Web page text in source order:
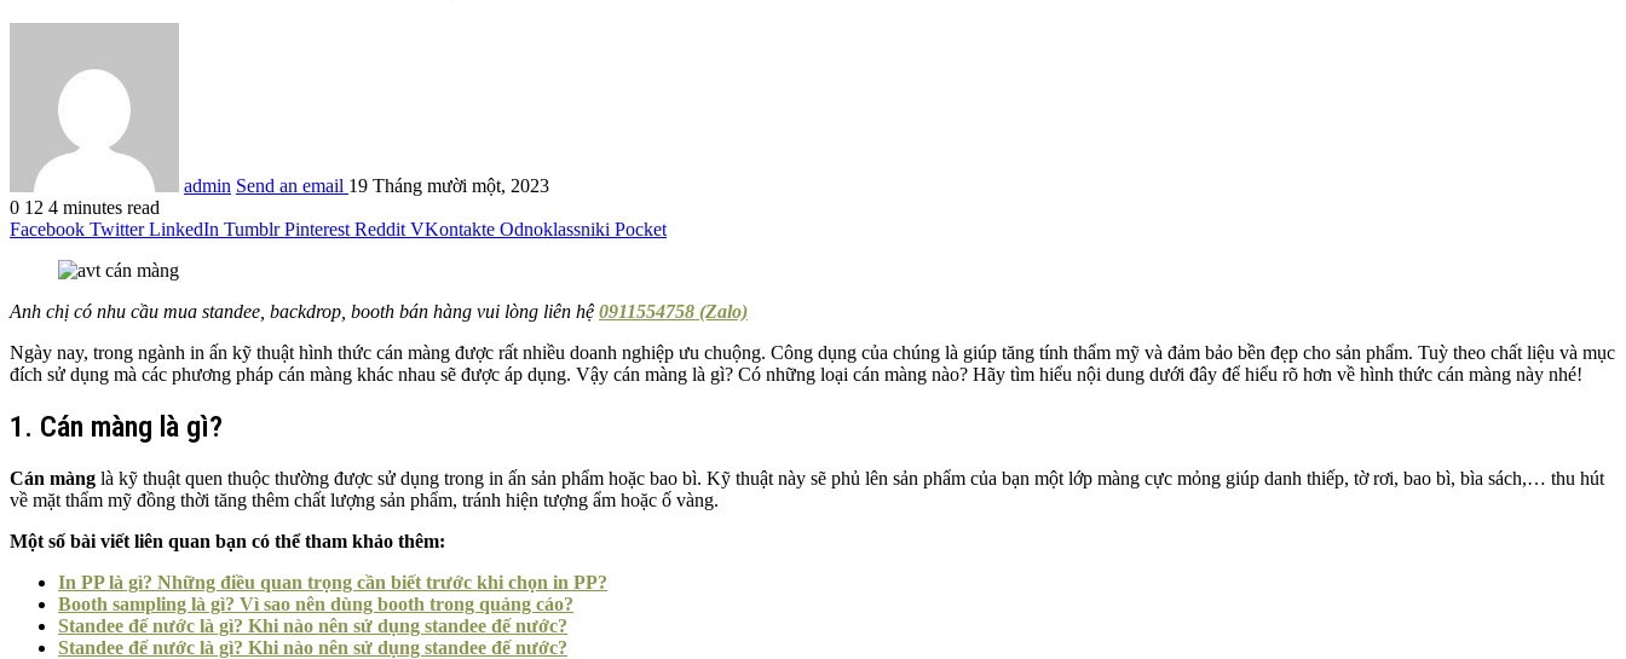
admin Send an email 19 Tháng mười một, 2023
0 12 4 minutes read
Facebook Twitter LinkedIn Tumblr Pinterest Reddit VKontakte Odnoklassniki Pocket
Anh chị có nhu cầu mua standee, backdrop, booth bán hàng vui lòng liên hệ0911554758 (Zalo)
Ngày nay, trong ngành in ấn kỹ thuật hình thức cán màng được rất nhiều doanh nghiệp ưu chuộng. Công dụng của chúng là giúp tăng tính thẩm mỹ và đảm bảo bền đẹp cho sản phẩm. Tuỳ theo chất liệu và mục
đích sử dụng mà các phương pháp cán màng khác nhau sẽ được áp dụng. Vậy cán màng là gì? Có những loại cán màng nào? Hãy tìm hiểu nội dung dưới đây để hiểu rõ hơn về hình thức cán màng này nhé!
1. Cán màng là gì?
Cán màng là kỹ thuật quen thuộc thường được sử dụng trong in ấn sản phẩm hoặc bao bì. Kỹ thuật này sẽ phủ lên sản phẩm của bạn một lớp màng cực mỏng giúp danh thiếp, tờ rơi, bao bì, bìa sách,… thu hút
về mặt thẩm mỹ đồng thời tăng thêm chất lượng sản phẩm, tránh hiện tượng ẩm hoặc ố vàng.
Một số bài viết liên quan bạn có thể tham khảo thêm:
In PP là gì? Những điều quan trọng cần biết trước khi chọn in PP?
Booth sampling là gì? Vì sao nên dùng booth trong quảng cáo?
Standee đế nước là gì? Khi nào nên sử dụng standee đế nước?
Standee đế nước là gì? Khi nào nên sử dụng standee đế nước?